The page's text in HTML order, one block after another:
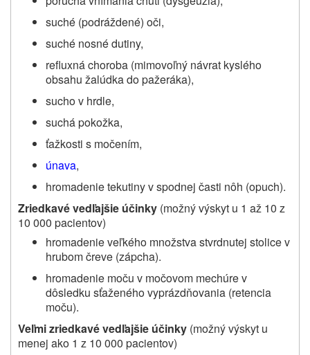
suché (podráždené) oči,
suché nosné dutiny,
refluxná choroba (mimovoľný návrat kyslého
obsahu žalúdka do pažeráka),
sucho v hrdle,
suchá pokožka,
ťažkosti s močením,
únava,
hromadenie tekutiny v spodnej časti nôh (opuch).
Zriedkavé vedľajšie účinky (možný výskyt u 1 až 10 z
10 000 pacientov)
hromadenie veľkého množstva stvrdnutej stolice v
hrubom čreve (zápcha).
hromadenie moču v močovom mechúre v
dôsledku sťaženého vyprázdňovania (retencia
moču).
Veľmi zriedkavé vedľajšie účinky (možný výskyt u
menej ako 1 z 10 000 pacientov)